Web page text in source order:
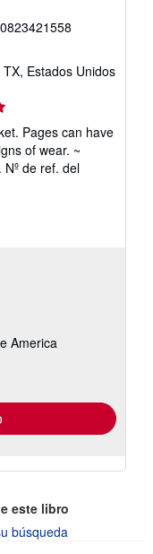
TX, Estados Unidos
Pages can have
of wear. ~
Nº de ref. del
America
este libro
búsqueda